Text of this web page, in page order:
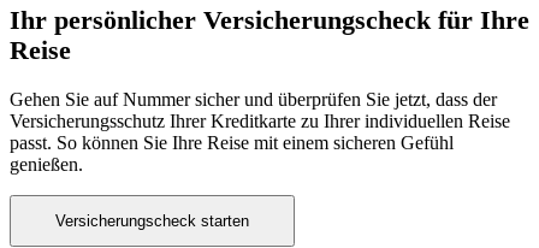
Ihr persönlicher Versicherungscheck für Ihre
Reise
Gehen Sie auf Nummer sicher und überprüfen Sie jetzt, dass der
Versicherungsschutz Ihrer Kreditkarte zu Ihrer individuellen Reise
passt. So können Sie Ihre Reise mit einem sicheren Gefühl
genießen.
Versicherungscheck starten